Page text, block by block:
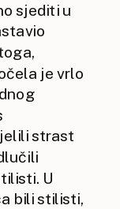
sjediti u
je vrlo
strast
U
bili stilisti,